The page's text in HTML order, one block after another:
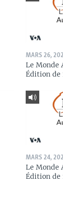
MARS 26,
Le Monde
Édition de
MARS 24,
Le Monde
Édition de